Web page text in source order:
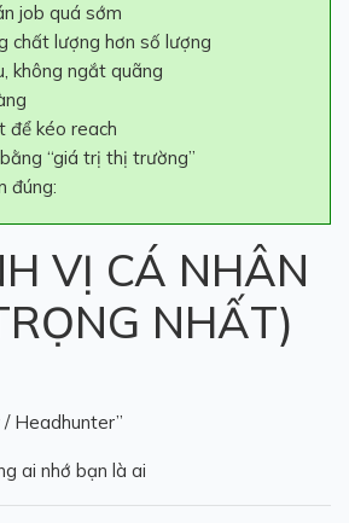
job quá sớm
chất lượng hơn số lượng
không ngắt quãng
để kéo reach
“giá trị thị trường”
đúng:
VỊ CÁ NHÂN
NHẤT)
Headhunter”
ai nhớ bạn là ai